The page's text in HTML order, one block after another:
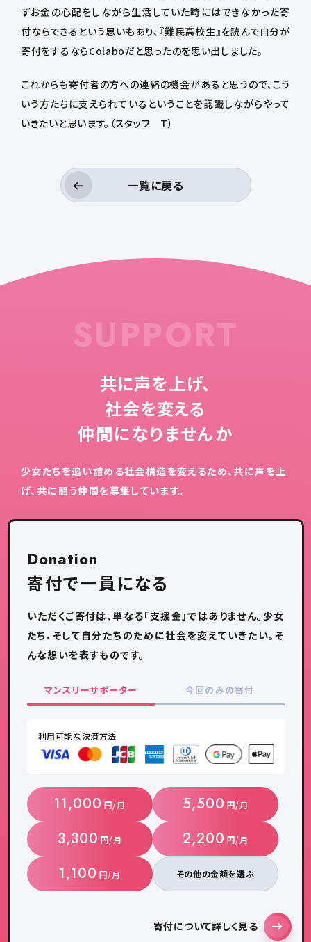
ずお金の心配をしながら生活していた時にはできなかった寄
付ならできるという思いもあり、『難民高校生』を読んで自分が
寄付をするならColaboだと思ったのを思い出しました。
これからも寄付者の方への連絡の機会があると思うので、こう
いう方たちに支えられているということを認識しながらやって
いきたいと思います。（スタッフ T）
一覧に戻る
SUPPORT
共に声を上げ、
社会を変える
仲間になりませんか
少女たちを追い詰める社会構造を変えるため、共に声を上
げ、共に闘う仲間を募集しています。
Donation
寄付で一員になる
いただくご寄付は、単なる「支援金」ではありません。少女
たち、そして自分たちのために社会を変えていきたい。そ
んな想いを表すものです。
マンスリーサポーター 今回のみの寄付
利用可能な決済方法
11,000 円/月 5,500 円/月
3,300 円/月 2,200 円/月
1,100 円/月 その他の金額を選ぶ
寄付について詳しく見る